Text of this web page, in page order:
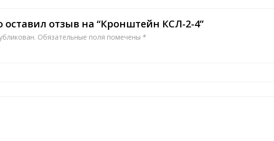
оставил отзыв на “Кронштейн КСЛ-2-4”
Обязательные поля помечены *